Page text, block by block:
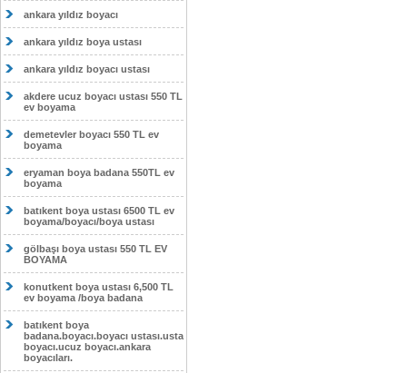
ankara yıldız boyacı
ankara yıldız boya ustası
ankara yıldız boyacı ustası
akdere ucuz boyacı ustası 550 TL
ev boyama
demetevler boyacı 550 TL ev
boyama
eryaman boya badana 550TL ev
boyama
batıkent boya ustası 6500 TL ev
boyama/boyacı/boya ustası
gölbaşı boya ustası 550 TL EV
BOYAMA
konutkent boya ustası 6,500 TL
ev boyama /boya badana
batıkent boya
badana.boyacı.boyacı ustası.usta
boyacı.ucuz boyacı.ankara
boyacıları.